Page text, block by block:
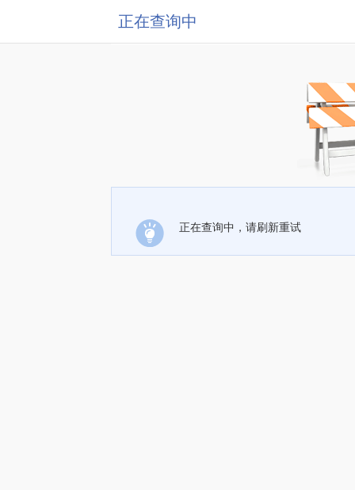
正在查询中
正在查询中，请刷新重试